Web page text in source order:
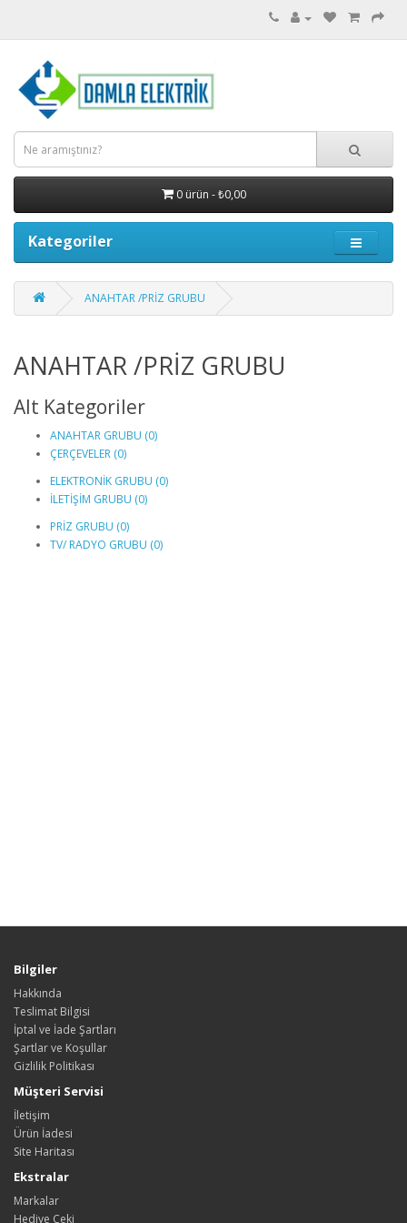
0 ürün - ₺0,00
Kategoriler
ANAHTAR /PRİZ GRUBU
ANAHTAR /PRİZ GRUBU
Alt Kategoriler
ANAHTAR GRUBU (0)
ÇERÇEVELER (0)
ELEKTRONİK GRUBU (0)
İLETİŞİM GRUBU (0)
PRİZ GRUBU (0)
TV/ RADYO GRUBU (0)
Bilgiler
Hakkında
Teslimat Bilgisi
İptal ve İade Şartları
Şartlar ve Koşullar
Gizlilik Politikası
Müşteri Servisi
İletişim
Ürün İadesi
Site Haritası
Ekstralar
Markalar
Hediye Çeki